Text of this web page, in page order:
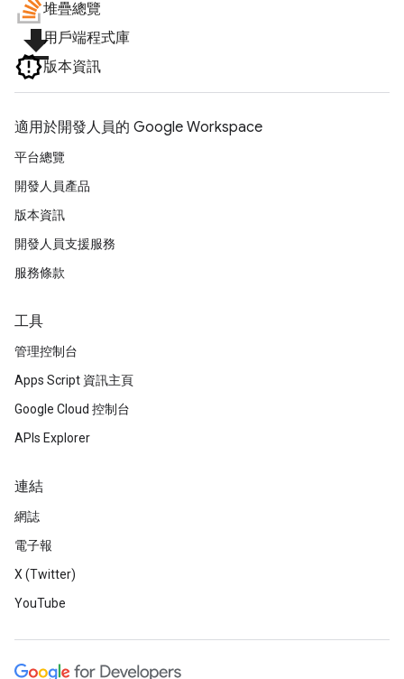
堆疊總覽
file_download用戶端程式庫
版本資訊
適用於開發人員的 Google Workspace
平台總覽
開發人員產品
版本資訊
開發人員支援服務
服務條款
工具
管理控制台
Apps Script 資訊主頁
Google Cloud 控制台
APIs Explorer
連結
網誌
電子報
X (Twitter)
YouTube